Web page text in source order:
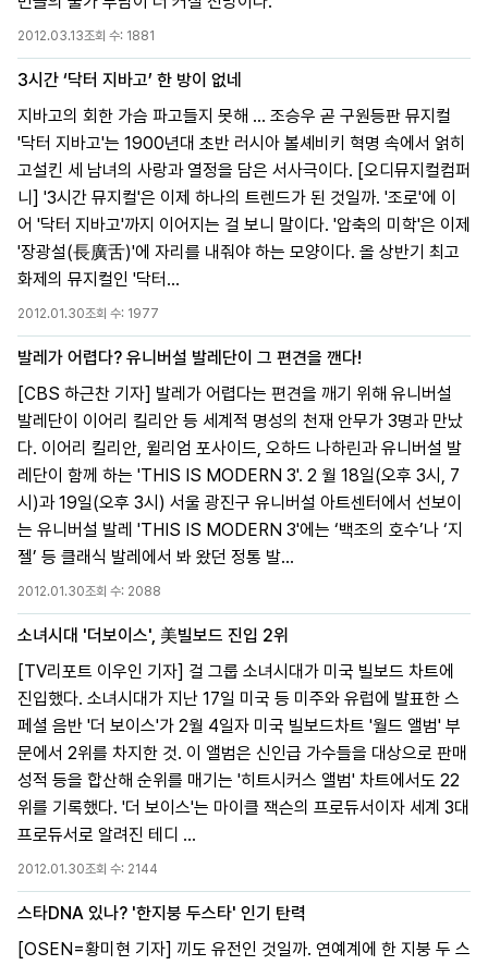
2012.03.13조회 수: 1881
3시간 ‘닥터 지바고’ 한 방이 없네
지바고의 회한 가슴 파고들지 못해 … 조승우 곧 구원등판 뮤지컬
'닥터 지바고'는 1900년대 초반 러시아 볼셰비키 혁명 속에서 얽히
고설킨 세 남녀의 사랑과 열정을 담은 서사극이다. [오디뮤지컬컴퍼
니] '3시간 뮤지컬'은 이제 하나의 트렌드가 된 것일까. '조로'에 이
어 '닥터 지바고'까지 이어지는 걸 보니 말이다. '압축의 미학'은 이제
'장광설(長廣舌)'에 자리를 내줘야 하는 모양이다. 올 상반기 최고
화제의 뮤지컬인 '닥터...
2012.01.30조회 수: 1977
발레가 어렵다? 유니버설 발레단이 그 편견을 깬다!
[CBS 하근찬 기자] 발레가 어렵다는 편견을 깨기 위해 유니버설
발레단이 이어리 킬리안 등 세계적 명성의 천재 안무가 3명과 만났
다. 이어리 킬리안, 윌리엄 포사이드, 오하드 나하린과 유니버설 발
레단이 함께 하는 'THIS IS MODERN 3'. 2 월 18일(오후 3시, 7
시)과 19일(오후 3시) 서울 광진구 유니버설 아트센터에서 선보이
는 유니버설 발레 'THIS IS MODERN 3'에는 ‘백조의 호수’나 ‘지
젤’ 등 클래식 발레에서 봐 왔던 정통 발...
2012.01.30조회 수: 2088
소녀시대 '더보이스', 美빌보드 진입 2위
[TV리포트 이우인 기자] 걸 그룹 소녀시대가 미국 빌보드 차트에
진입했다. 소녀시대가 지난 17일 미국 등 미주와 유럽에 발표한 스
페셜 음반 '더 보이스'가 2월 4일자 미국 빌보드차트 '월드 앨범' 부
문에서 2위를 차지한 것. 이 앨범은 신인급 가수들을 대상으로 판매
성적 등을 합산해 순위를 매기는 '히트시커스 앨범' 차트에서도 22
위를 기록했다. '더 보이스'는 마이클 잭슨의 프로듀서이자 세계 3대
프로듀서로 알려진 테디 ...
2012.01.30조회 수: 2144
스타DNA 있나? '한지붕 두스타' 인기 탄력
[OSEN=황미현 기자] 끼도 유전인 것일까. 연예계에 한 지붕 두 스